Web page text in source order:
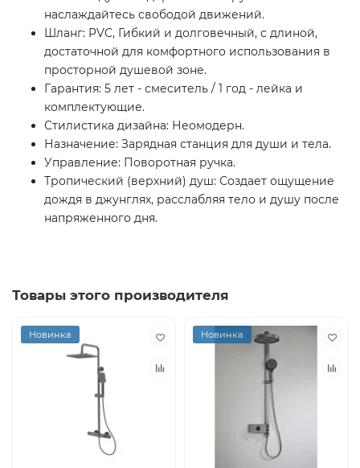
наслаждайтесь свободой движений.
Шланг: PVC, Гибкий и долговечный, с длиной,
достаточной для комфортного использования в
просторной душевой зоне.
Гарантия: 5 лет - смеситель / 1 год - лейка и
комплектующие.
Стилистика дизайна: Неомодерн.
Назначение: Зарядная станция для души и тела.
Управление: Поворотная ручка.
Тропический (верхний) душ: Создает ощущение
дождя в джунглях, расслабляя тело и душу после
напряженного дня.
Товары этого производителя
Новинка Новинка